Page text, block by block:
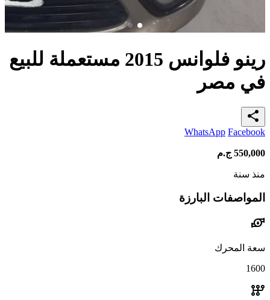
رينو فلوانس 2015 مستعملة للبيع
في مصر
share
WhatsApp Facebook
550,000 ج.م
منذ سنة
المواصفات البارزة
water_pump
سعة المحرك
1600
auto_transmission